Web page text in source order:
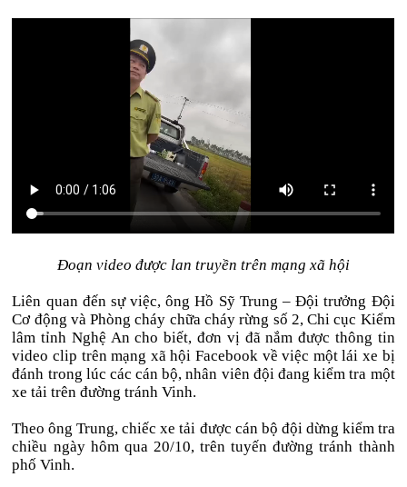
Đoạn video được lan truyền trên mạng xã hội
Liên quan đến sự việc, ông Hồ Sỹ Trung – Đội trưởng Đội
Cơ động và Phòng cháy chữa cháy rừng số 2, Chi cục Kiểm
lâm tỉnh Nghệ An cho biết, đơn vị đã nắm được thông tin
video clip trên mạng xã hội Facebook về việc một lái xe bị
đánh trong lúc các cán bộ, nhân viên đội đang kiểm tra một
xe tải trên đường tránh Vinh.
Theo ông Trung, chiếc xe tải được cán bộ đội dừng kiểm tra
chiều ngày hôm qua 20/10, trên tuyến đường tránh thành
phố Vinh.